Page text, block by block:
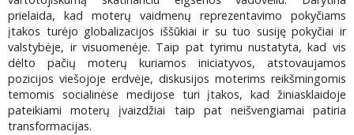
prielaida, kad moterų vaidmenų reprezentavimo pokyčiams
įtakos turėjo globalizacijos iššūkiai ir su tuo susiję pokyčiai ir
valstybėje, ir visuomenėje. Taip pat tyrimu nustatyta, kad vis
dėlto pačių moterų kuriamos iniciatyvos, atstovaujamos
pozicijos viešojoje erdvėje, diskusijos moterims reikšmingomis
temomis socialinėse medijose turi įtakos, kad žiniasklaidoje
pateikiami moterų įvaizdžiai taip pat neišvengiamai patiria
transformacijas.